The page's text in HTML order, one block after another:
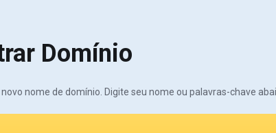
Domínio
nome de domínio. Digite seu nome ou palavras-chave